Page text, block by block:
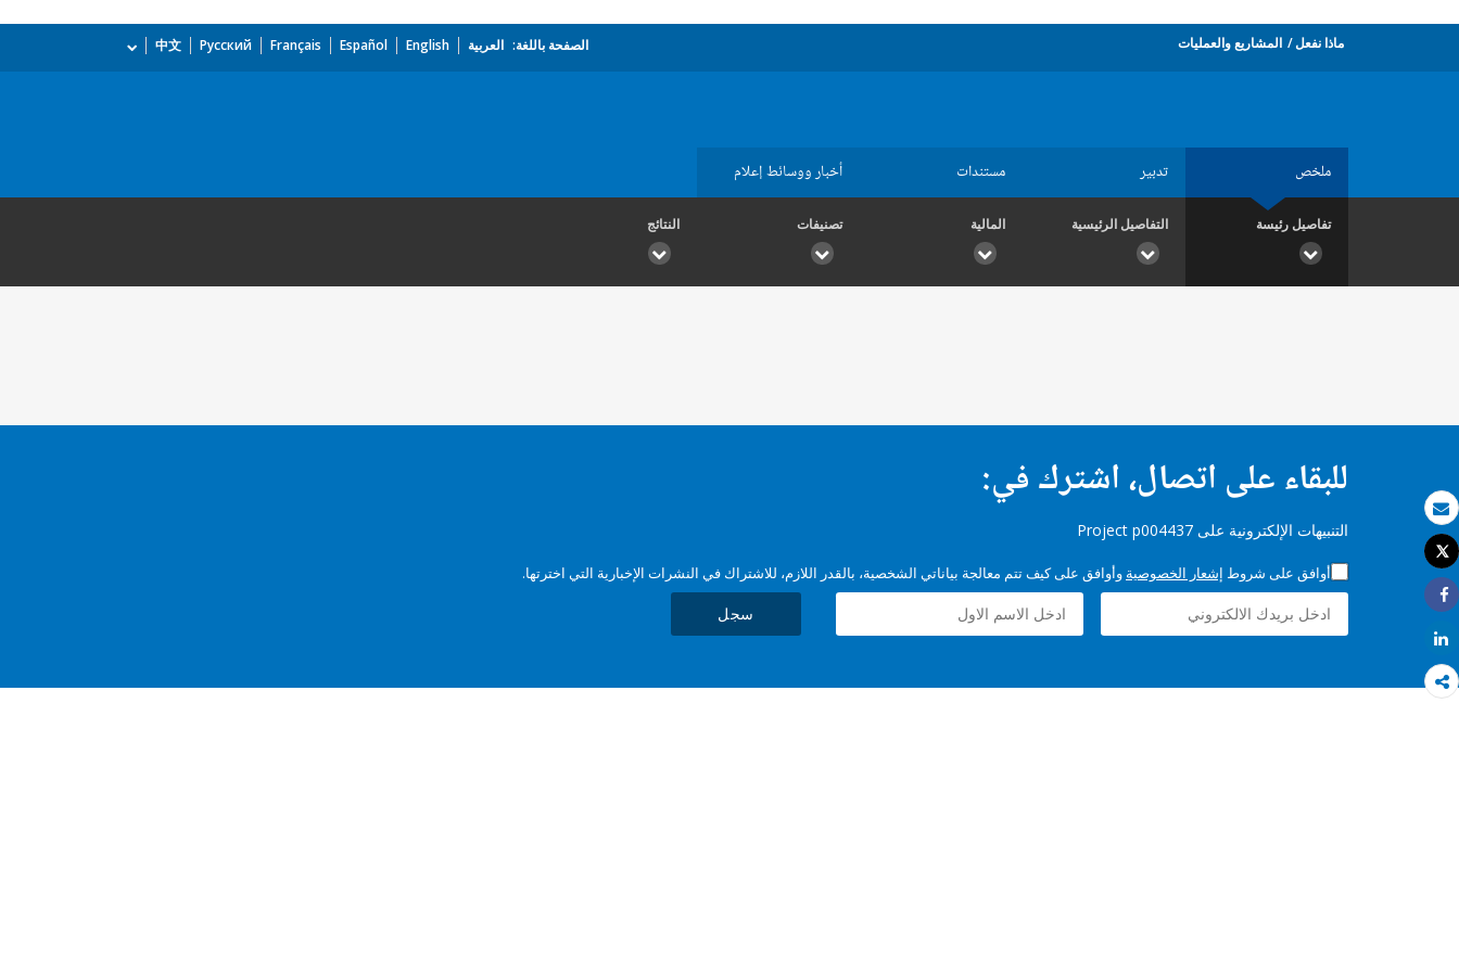
بريد الكتروني
طباعة
Tweet
Share
Share
ماذا نفعل المشاريع والعمليات الصفحة باللغة: العربية English
Español
Français
Русский
中文
ملخص تدبير مستندات أخبار ووسائط إعلام
تفاصيل رئيسة التفاصيل الرئيسية المالية تصنيفات النتائج
للبقاء على اتصال، اشترك في:
التنبيهات الإلكترونية على Project p004437
أوافق على شروط إشعار الخصوصية وأوافق على كيف تتم معالجة بياناتي الشخصية، بالقدر اللازم، للاشتراك في النشرات الإخبارية التي اخترتها.
سجل